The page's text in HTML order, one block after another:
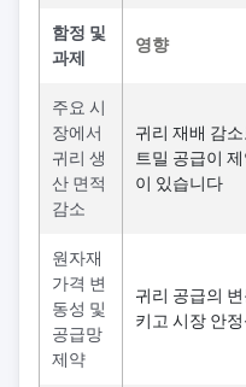
함정 및
과제
영향
주요 시
장에서
귀리 생
산 면적
감소
귀리 재배 감
트밀 공급이
이 있습니다
원자재
가격 변
동성 및
공급망
제약
귀리 공급의
키고 시장 안